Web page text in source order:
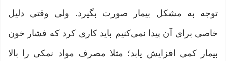
توجه به مشکل بیمار صورت بگیرد. ولی وقتی دلیل
خاصی برای آن پیدا نمی‌کنیم باید کاری کرد که فشار خون
بیمار کمی افزایش یابد؛ مثلا مصرف مواد نمکی را بالا